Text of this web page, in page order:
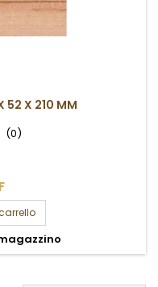
52 X 210 MM
(0)